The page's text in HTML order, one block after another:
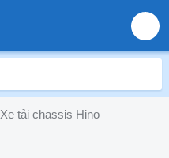
Xe tải chassis Hino